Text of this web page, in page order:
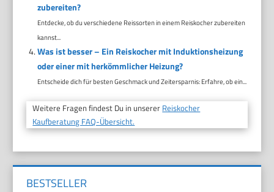
zubereiten?
Entdecke, ob du verschiedene Reissorten in einem Reiskocher zubereiten
kannst...
Was ist besser – Ein Reiskocher mit Induktionsheizung
oder einer mit herkömmlicher Heizung?
Entscheide dich für besten Geschmack und Zeitersparnis: Erfahre, ob ein...
Weitere Fragen findest Du in unserer Reiskocher
Kaufberatung FAQ-Übersicht.
BESTSELLER